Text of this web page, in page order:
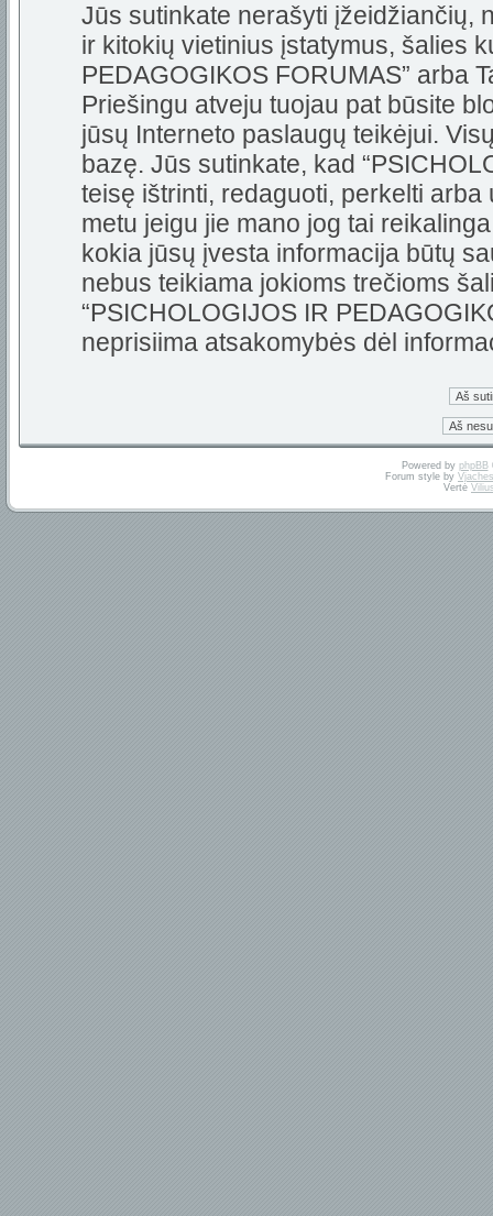
Jūs sutinkate nerašyti įžeidžiančių,
ir kitokių vietinius įstatymus, šalies
PEDAGOGIKOS FORUMAS” arba
Priešingu atveju tuojau pat būsite
jūsų Interneto paslaugų teikėjui.
bazę. Jūs sutinkate, kad
teisę ištrinti, redaguoti, perkelti
metu jeigu jie mano jog tai
kokia jūsų įvesta informacija būtų
nebus teikiama jokioms trečioms
“PSICHOLOGIJOS IR
neprisiima atsakomybės dėl
Powered by phpBB
Forum style by
Vertė